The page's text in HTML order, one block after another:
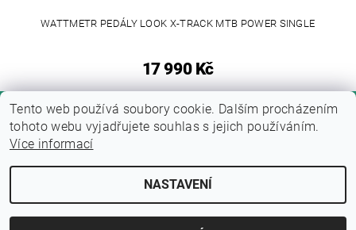
WATTMETR PEDÁLY LOOK X-TRACK MTB POWER SINGLE
17 990 Kč
2026 © Fitness zone, všechna práva vyhrazenaUpravit nastavení cookies
Tento web používá soubory cookie. Dalším procházením
tohoto webu vyjadřujete souhlas s jejich používáním.
Více informací
NASTAVENÍ